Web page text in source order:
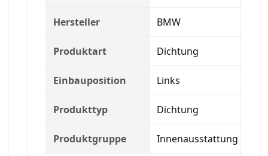
Hersteller BMW
Produktart Dichtung
Einbauposition Links
Produkttyp Dichtung
Produktgruppe Innenausstattung